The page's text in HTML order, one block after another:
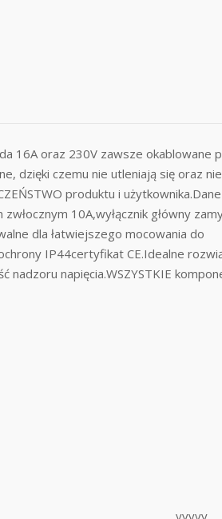
16A oraz 230V zawsze okablowane
dzięki czemu nie utleniają się oraz nie
produktu i
10A,wyłącznik główny
dla łatwiejszego mocowania do
IP44certyfikat CE.Idealne
nadzoru napięcia.WSZYSTKIE
yyyyy